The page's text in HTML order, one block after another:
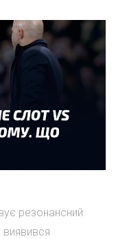
резонансний
виявився